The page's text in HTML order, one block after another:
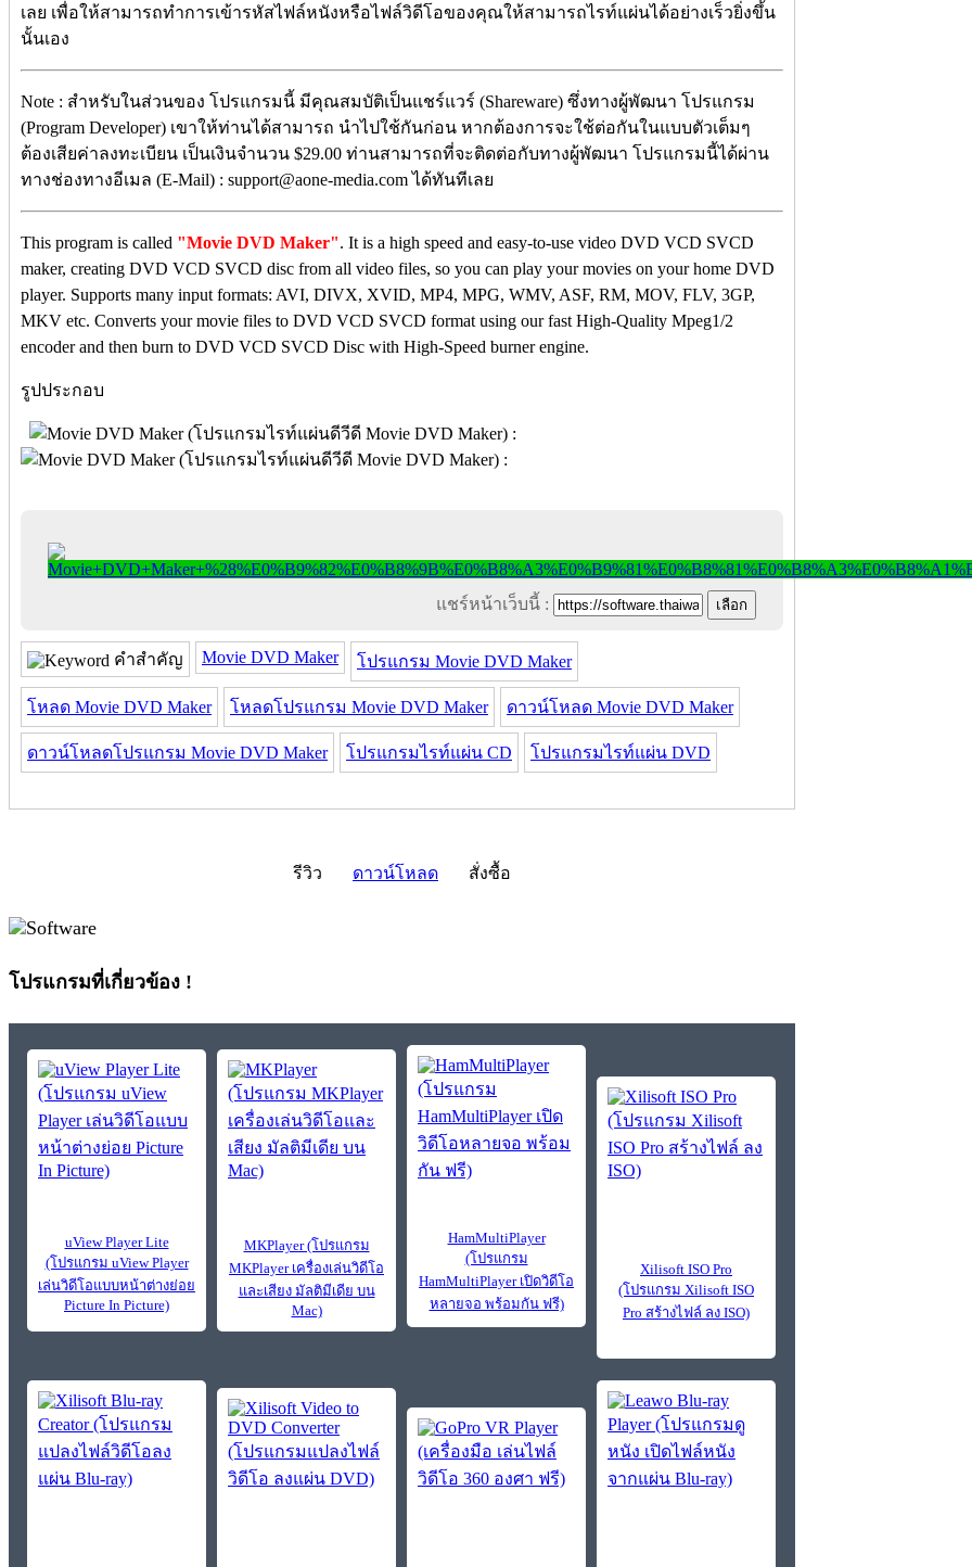
เลย เพื่อให้สามารถทำการเข้ารหัสไฟล์หนังหรือไฟล์วิดีโอของคุณให้สามารถไรท์แผ่นได้อย่างเร็วยิ่งขึ้น
นั้นเอง
Note : สำหรับในส่วนของ โปรแกรมนี้ มีคุณสมบัติเป็นแชร์แวร์ (Shareware) ซึ่งทางผู้พัฒนา โปรแกรม
(Program Developer) เขาให้ท่านได้สามารถ นำไปใช้กันก่อน หากต้องการจะใช้ต่อกันในแบบตัวเต็มๆ
ต้องเสียค่าลงทะเบียน เป็นเงินจำนวน $29.00 ท่านสามารถที่จะติดต่อกับทางผู้พัฒนา โปรแกรมนี้ได้ผ่าน
ทางช่องทางอีเมล (E-Mail) : support@aone-media.com ได้ทันทีเลย
This program is called "Movie DVD Maker". It is a high speed and easy-to-use video DVD VCD SVCD
maker, creating DVD VCD SVCD disc from all video files, so you can play your movies on your home DVD
player. Supports many input formats: AVI, DIVX, XVID, MP4, MPG, WMV, ASF, RM, MOV, FLV, 3GP,
MKV etc. Converts your movie files to DVD VCD SVCD format using our fast High-Quality Mpeg1/2
encoder and then burn to DVD VCD SVCD Disc with High-Speed burner engine.
รูปประกอบ
แชร์หน้าเว็บนี้ :
คำสำคัญ Movie DVD Maker โปรแกรม Movie DVD Maker
โหลด Movie DVD Maker โหลดโปรแกรม Movie DVD Maker ดาวน์โหลด Movie DVD Maker
ดาวน์โหลดโปรแกรม Movie DVD Maker โปรแกรมไรท์แผ่น CD โปรแกรมไรท์แผ่น DVD
รีวิว ดาวน์โหลด สั่งซื้อ
โปรแกรมที่เกี่ยวข้อง !
uView Player Lite
(โปรแกรม uView Player
เล่นวิดีโอแบบหน้าต่างย่อย
Picture In Picture)
MKPlayer (โปรแกรม
MKPlayer เครื่องเล่นวิดีโอ
และเสียง มัลติมีเดีย บน
Mac)
HamMultiPlayer
(โปรแกรม
HamMultiPlayer เปิดวิดีโอ
หลายจอ พร้อมกัน ฟรี)
Xilisoft ISO Pro
(โปรแกรม Xilisoft ISO
Pro สร้างไฟล์ ลง ISO)